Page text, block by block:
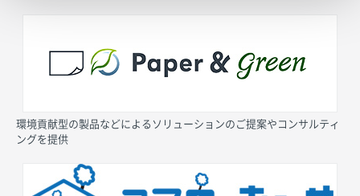
環境貢献型の製品などによるソリューションのご提案やコンサルティ
ングを提供